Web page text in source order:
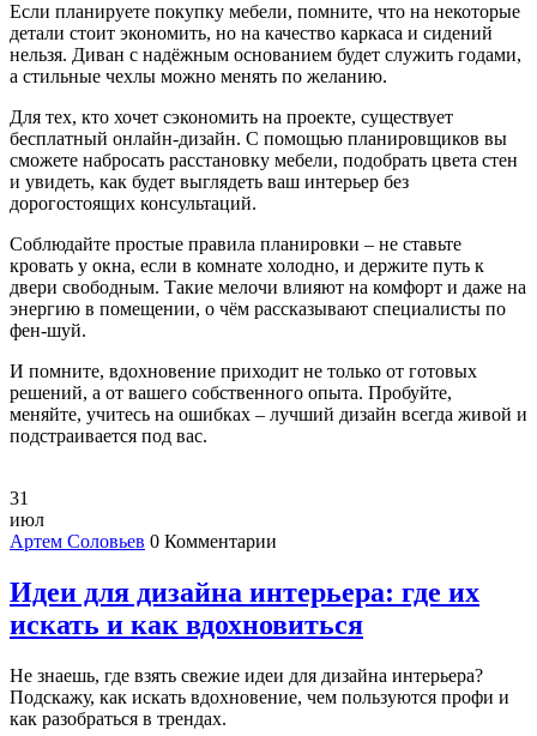
Если планируете покупку мебели, помните, что на некоторые
детали стоит экономить, но на качество каркаса и сидений
нельзя. Диван с надёжным основанием будет служить годами,
а стильные чехлы можно менять по желанию.
Для тех, кто хочет сэкономить на проекте, существует
бесплатный онлайн‑дизайн. С помощью планировщиков вы
сможете набросать расстановку мебели, подобрать цвета стен
и увидеть, как будет выглядеть ваш интерьер без
дорогостоящих консультаций.
Соблюдайте простые правила планировки – не ставьте
кровать у окна, если в комнате холодно, и держите путь к
двери свободным. Такие мелочи влияют на комфорт и даже на
энергию в помещении, о чём рассказывают специалисты по
фен‑шуй.
И помните, вдохновение приходит не только от готовых
решений, а от вашего собственного опыта. Пробуйте,
меняйте, учитесь на ошибках – лучший дизайн всегда живой и
подстраивается под вас.
31
июл
Артем Соловьев 0 Комментарии
Идеи для дизайна интерьера: где их
искать и как вдохновиться
Не знаешь, где взять свежие идеи для дизайна интерьера?
Подскажу, как искать вдохновение, чем пользуются профи и
как разобраться в трендах.